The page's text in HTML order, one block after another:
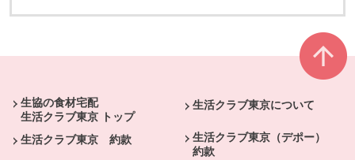
生協の食材宅配
生活クラブ東京 トップ
生活クラブ東京について
生活クラブ東京 約款
生活クラブ東京（デポー）
約款